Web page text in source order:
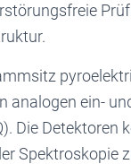
analogen ein-
Die Detektoren
Spektroskopie